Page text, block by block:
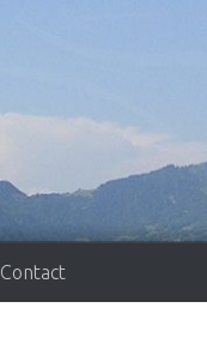
Contact